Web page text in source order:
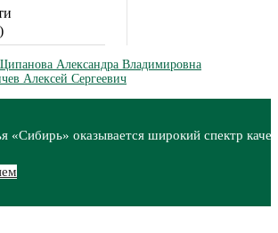
Александра Владимировна
Алексей Сергеевич
«Сибирь» оказывается широкий спектр